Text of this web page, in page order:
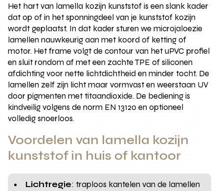
Het hart van lamella kozijn kunststof is een slank kader
dat op of in het sponningdeel van je kunststof kozijn
wordt geplaatst. In dat kader sturen we microjaloezie
lamellen nauwkeurig aan met koord of ketting of
motor. Het frame volgt de contour van het uPVC profiel
en sluit rondom af met een zachte TPE of siliconen
afdichting voor nette lichtdichtheid en minder tocht. De
lamellen zelf zijn licht maar vormvast en weerstaan UV
door pigmenten met titaandioxide. De bediening is
kindveilig volgens de norm EN 13120 en optioneel
volledig snoerloos.
Voordelen van lamella kozijn
kunststof in huis of kantoor
Lichtregie: traploos kantelen van de lamellen